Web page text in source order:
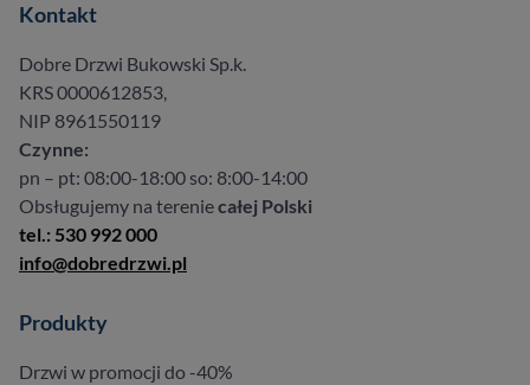
Kontakt
Dobre Drzwi Bukowski Sp.k.
KRS 0000612853,
NIP 8961550119
Czynne:
pn – pt: 08:00-18:00 so: 8:00-14:00
Obsługujemy na tereniecałej Polski
tel.: 530 992 000
info@dobredrzwi.pl
Produkty
Drzwi w promocji do -40%